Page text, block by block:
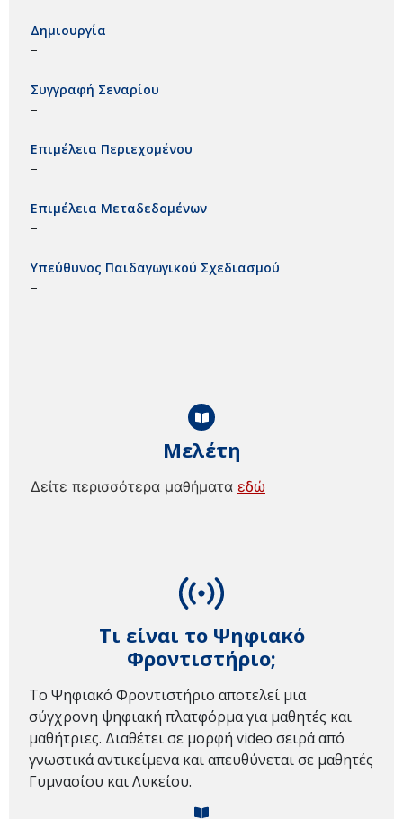
Τι είναι το Ψηφιακό
Φροντιστήριο;
Το Ψηφιακό Φροντιστήριο αποτελεί μια
σύγχρονη ψηφιακή πλατφόρμα για μαθητές και
μαθήτριες. Διαθέτει σε μορφή video σειρά από
γνωστικά αντικείμενα και απευθύνεται σε μαθητές
Γυμνασίου και Λυκείου.
Μελέτη
Δείτε περισσότερα μαθήματα εδώ
Δημιουργία
–
Συγγραφή Σεναρίου
–
Επιμέλεια Περιεχομένου
–
Επιμέλεια Μεταδεδομένων
–
Υπεύθυνος Παιδαγωγικού Σχεδιασμού
–